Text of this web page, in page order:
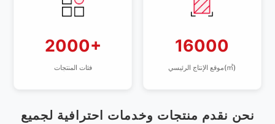
فئات المنتجات
2000+
موقع الإنتاج الرئيسي(㎡)
16000
نحن نقدم منتجات وخدمات احترافية لجميع